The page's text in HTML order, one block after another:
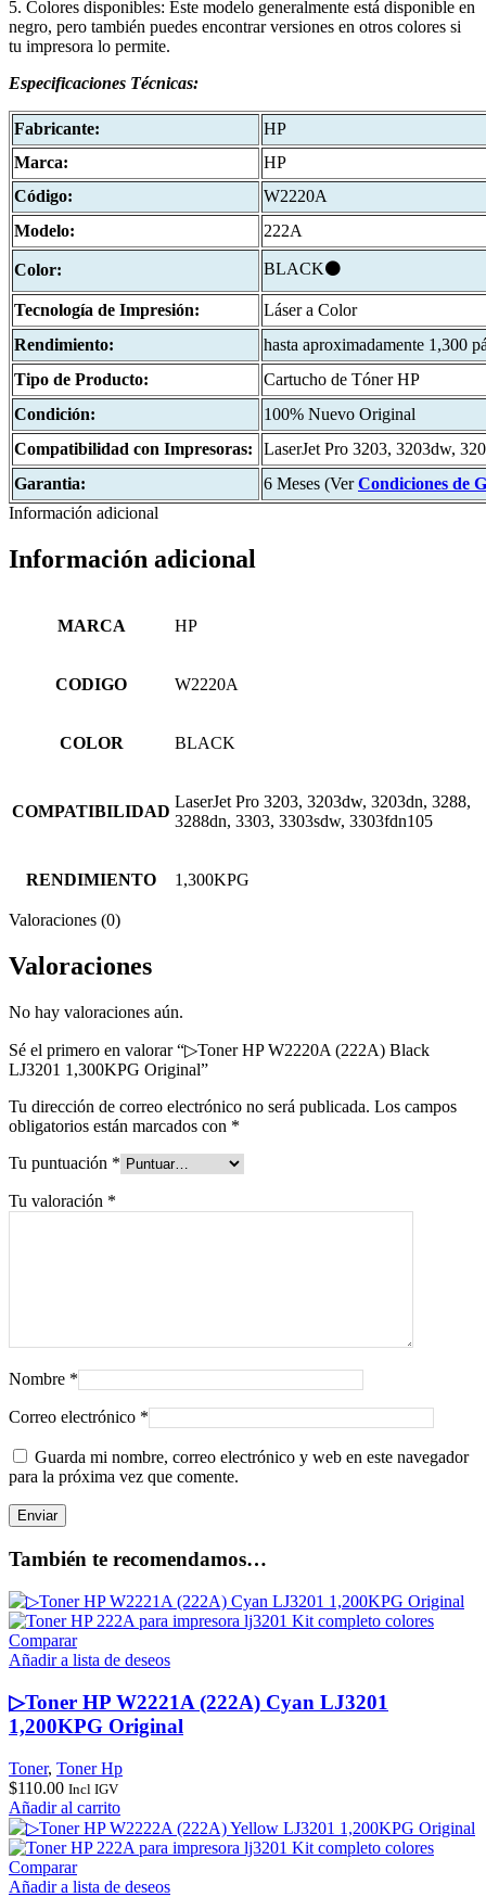
5. Colores disponibles: Este modelo generalmente está disponible en
negro, pero también puedes encontrar versiones en otros colores si
tu impresora lo permite.
Especificaciones Técnicas:
Fabricante:
HP
Marca:
HP
Código:
W2220A
Modelo:
222A
Color: BLACK⚫
Tecnología de Impresión:
Láser a Color
Rendimiento:
hasta aproximadamente 1,300
Tipo de Producto:
Cartucho de Tóner HP
Condición:
100% Nuevo Original
Compatibilidad con Impresoras:
LaserJet Pro 3203, 3203dw,
Garantia:
6 Meses (VerCondiciones de
Información adicional
Información adicional
MARCA HP
CODIGO W2220A
COLOR BLACK
COMPATIBILIDAD
LaserJet Pro 3203, 3203dw, 3203dn, 3288,
3288dn, 3303, 3303sdw, 3303fdn105
RENDIMIENTO 1,300KPG
Valoraciones (0)
Valoraciones
No hay valoraciones aún.
Sé el primero en valorar “▷Toner HP W2220A (222A) Black
LJ3201 1,300KPG Original”
Tu dirección de correo electrónico no será publicada. Los campos
obligatorios están marcados con *
Tu puntuación *
Tu valoración *
Nombre *
Correo electrónico *
Guarda mi nombre, correo electrónico y web en este navegador
para la próxima vez que comente.
También te recomendamos…
Comparar
Añadir a lista de deseos
▷Toner HP W2221A (222A) Cyan LJ3201
1,200KPG Original
Toner, Toner Hp
$110.00 Incl IGV
Añadir al carrito
Comparar
Añadir a lista de deseos